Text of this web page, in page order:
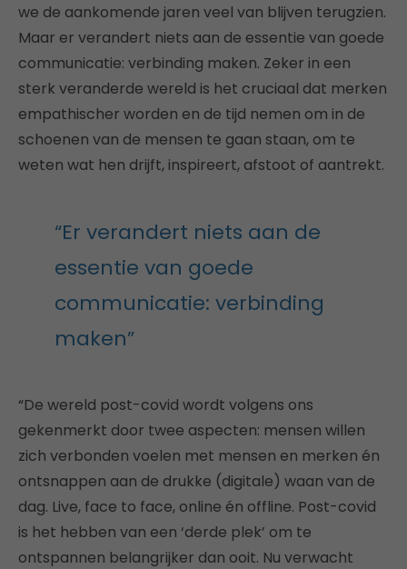
we de aankomende jaren veel van blijven terugzien.
Maar er verandert niets aan de essentie van goede
communicatie: verbinding maken. Zeker in een
sterk veranderde wereld is het cruciaal dat merken
empathischer worden en de tijd nemen om in de
schoenen van de mensen te gaan staan, om te
weten wat hen drijft, inspireert, afstoot of aantrekt.
“Er verandert niets aan de
essentie van goede
communicatie: verbinding
maken”
“De wereld post-covid wordt volgens ons
gekenmerkt door twee aspecten: mensen willen
zich verbonden voelen met mensen en merken én
ontsnappen aan de drukke (digitale) waan van de
dag. Live, face to face, online én offline. Post-covid
is het hebben van een ‘derde plek’ om te
ontspannen belangrijker dan ooit. Nu verwacht